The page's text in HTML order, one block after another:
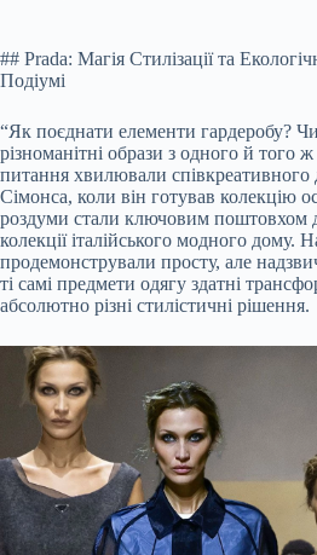
## Prada: Магія Стилізації та
Подіумі
“Як поєднати елементи гардеробу?
різноманітні образи з одного й того
питання хвилювали співкреативного
Сімонса, коли він готував колекцію
роздуми стали ключовим поштовхом
колекції італійського модного дому.
продемонстрували просту, але
ті самі предмети одягу здатні
абсолютно різні стилістичні рішення.